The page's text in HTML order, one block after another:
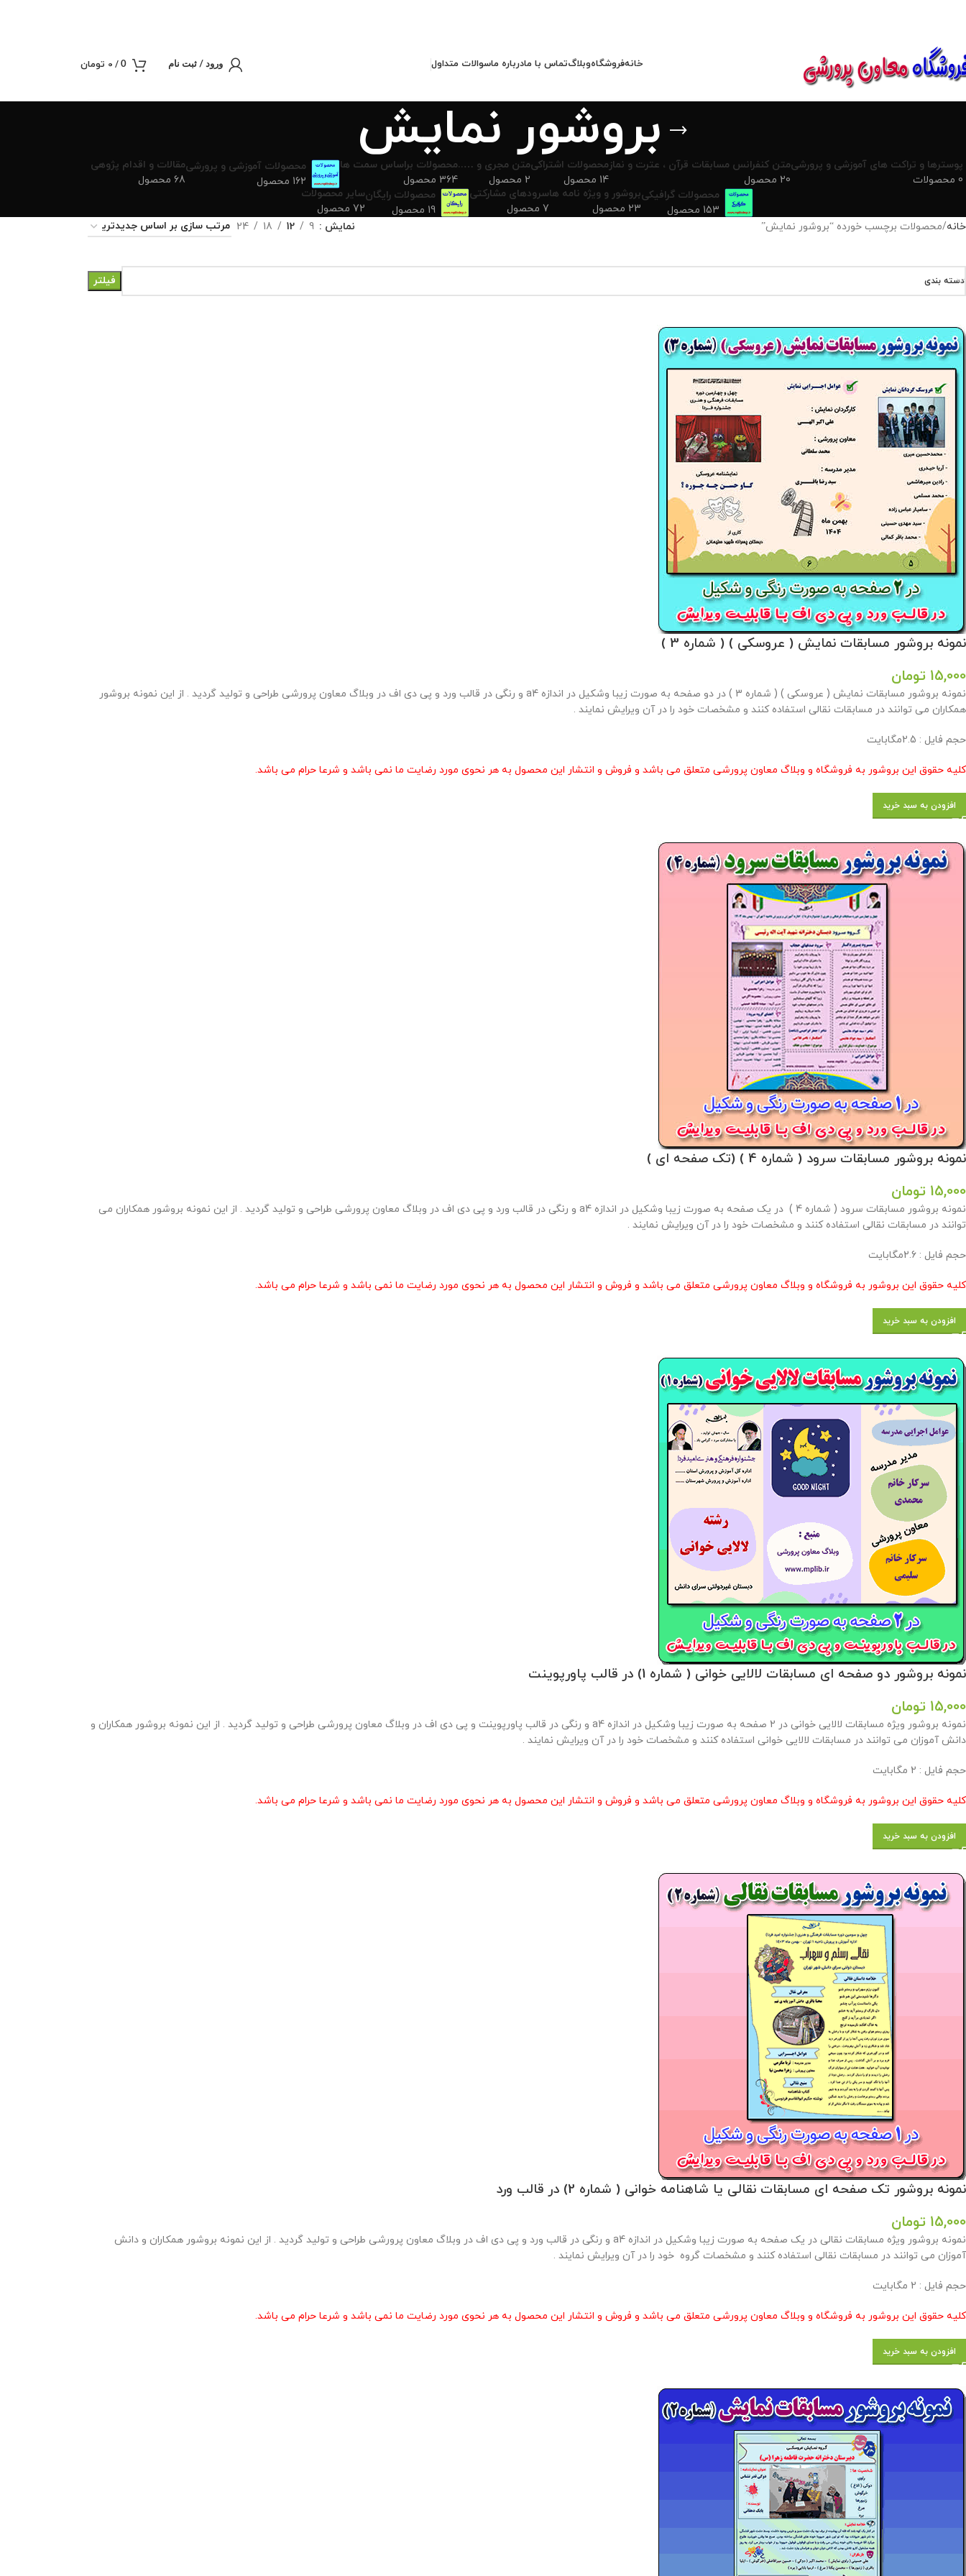
خانهفروشگاهوبلاگتماس با مادرباره ماسوالات متداول ورود / ثبت نام 0
/
0 تومان
بروشور نمایش
پوسترها و تراکت های آموزشی و پرورشی
0 محصولات
متن کنفرانس مسابقات قرآن ، عترت و نماز
20 محصول
محصولات اشتراکی
14 محصول
متن مجری و …..
2 محصول
محصولات براساس سمت ها
364 محصول
محصولات آموزشی و پرورشی
162 محصول
مقالات و اقدام پژوهی
68 محصول
محصولات گرافیکی
153 محصول
بروشور و ویژه نامه ها
23 محصول
سرودهای مشارکتی
7 محصول
محصولات رایگان
19 محصول
سایر محصولات
72 محصول
خانه محصولات برچسب خورده “بروشور نمایش” نمایش 9
12
18
24
دسته بندی فیلتر
نمونه بروشور مسابقات نمایش ( عروسکی ) ( شماره 3 )
15,000 تومان
نمونه بروشور مسابقات نمایش ( عروسکی ) ( شماره 3 ) در دو صفحه به صورت زیبا وشکیل در اندازه a4 و رنگی در قالب ورد و پی دی اف در وبلاگ معاون پرورشی طراحی و تولید گردید . از این نمونه بروشور
همکاران می توانند در مسابقات نقالی استفاده کنند و مشخصات خود را در آن ویرایش نمایند .
حجم فایل : 2.5مگابایت
کلیه حقوق این بروشور به فروشگاه و وبلاگ معاون پرورشی متعلق می باشد و فروش و انتشار این محصول به هر نحوی مورد رضایت ما نمی باشد و شرعا حرام می باشد.
افزودن به سبد خرید
نمونه بروشور مسابقات سرود ( شماره 4 ) (تک صفحه ای )
15,000 تومان
نمونه بروشور مسابقات سرود ( شماره 4 ) در یک صفحه به صورت زیبا وشکیل در اندازه a4 و رنگی در قالب ورد و پی دی اف در وبلاگ معاون پرورشی طراحی و تولید گردید . از این نمونه بروشور همکاران می
توانند در مسابقات نقالی استفاده کنند و مشخصات خود را در آن ویرایش نمایند .
حجم فایل : 2.6مگابایت
کلیه حقوق این بروشور به فروشگاه و وبلاگ معاون پرورشی متعلق می باشد و فروش و انتشار این محصول به هر نحوی مورد رضایت ما نمی باشد و شرعا حرام می باشد.
افزودن به سبد خرید
نمونه بروشور دو صفحه ای مسابقات لالایی خوانی ( شماره 1) در قالب پاورپوینت
15,000 تومان
نمونه بروشور ویژه مسابقات لالایی خوانی در 2 صفحه به صورت زیبا وشکیل در اندازه a4 و رنگی در قالب پاورپوینت و پی دی اف در وبلاگ معاون پرورشی طراحی و تولید گردید . از این نمونه بروشور همکاران و
دانش آموزان می توانند در مسابقات لالایی خوانی استفاده کنند و مشخصات خود را در آن ویرایش نمایند .
حجم فایل : 2 مگابایت
کلیه حقوق این بروشور به فروشگاه و وبلاگ معاون پرورشی متعلق می باشد و فروش و انتشار این محصول به هر نحوی مورد رضایت ما نمی باشد و شرعا حرام می باشد.
افزودن به سبد خرید
نمونه بروشور تک صفحه ای مسابقات نقالی یا شاهنامه خوانی ( شماره 2) در قالب ورد
15,000 تومان
نمونه بروشور ویژه مسابقات نقالی در یک صفحه به صورت زیبا وشکیل در اندازه a4 و رنگی در قالب ورد و پی دی اف در وبلاگ معاون پرورشی طراحی و تولید گردید . از این نمونه بروشور همکاران و دانش
آموزان می توانند در مسابقات نقالی استفاده کنند و مشخصات گروه خود را در آن ویرایش نمایند .
حجم فایل : 2 مگابایت
کلیه حقوق این بروشور به فروشگاه و وبلاگ معاون پرورشی متعلق می باشد و فروش و انتشار این محصول به هر نحوی مورد رضایت ما نمی باشد و شرعا حرام می باشد.
افزودن به سبد خرید